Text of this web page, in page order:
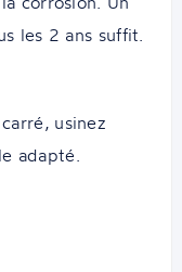
les 2 ans suffit.
usinez
adapté.